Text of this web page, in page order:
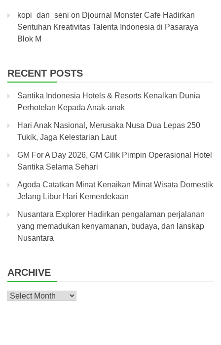
kopi_dan_seni on Djournal Monster Cafe Hadirkan
Sentuhan Kreativitas Talenta Indonesia di Pasaraya
Blok M
RECENT POSTS
Santika Indonesia Hotels & Resorts Kenalkan Dunia
Perhotelan Kepada Anak-anak
Hari Anak Nasional, Merusaka Nusa Dua Lepas 250
Tukik, Jaga Kelestarian Laut
GM For A Day 2026, GM Cilik Pimpin Operasional Hotel
Santika Selama Sehari
Agoda Catatkan Minat Kenaikan Minat Wisata Domestik
Jelang Libur Hari Kemerdekaan
Nusantara Explorer Hadirkan pengalaman perjalanan
yang memadukan kenyamanan, budaya, dan lanskap
Nusantara
ARCHIVE
Archive